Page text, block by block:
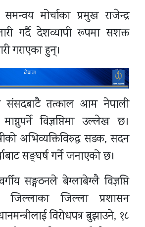
मोर्चाका प्रमुख राजेन्द्र
गर्दै देशव्यापी रूपमा सशक्त
गराएका हुन्।
संसदबाटै तत्काल आम नेपाली
विज्ञप्तिमा उल्लेख छ।
अभिव्यक्तिविरुद्ध सडक, सदन
सङ्घर्ष गर्ने जनाएको छ।
सङ्गठनले बेग्लाबेग्लै विज्ञप्ति
जिल्ला प्रशासन
विरोधपत्र बुझाउने, १८